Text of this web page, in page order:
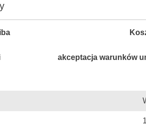
akceptacja warunków